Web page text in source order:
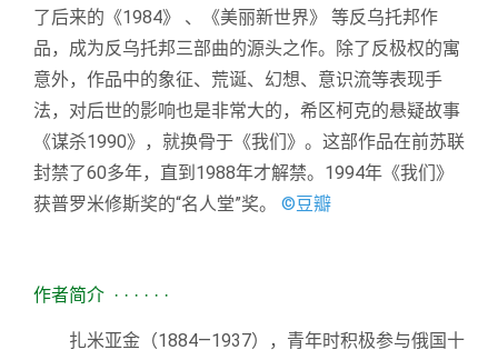
了后来的《1984》 、《美丽新世界》 等反乌托邦作
品，成为反乌托邦三部曲的源头之作。除了反极权的寓
意外，作品中的象征、荒诞、幻想、意识流等表现手
法，对后世的影响也是非常大的，希区柯克的悬疑故事
《谋杀1990》，就换骨于《我们》。这部作品在前苏联
封禁了60多年，直到1988年才解禁。1994年《我们》
获普罗米修斯奖的“名人堂”奖。
©豆瓣
作者简介 · · · · · ·
扎米亚金（1884—1937），青年时积极参与俄国十